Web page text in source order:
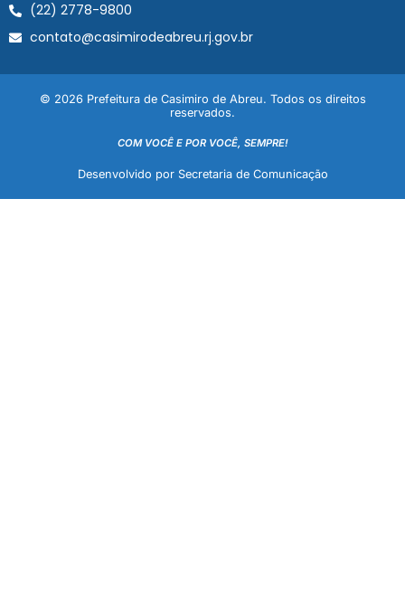
(22) 2778-9800
contato@casimirodeabreu.rj.gov.br
© 2026 Prefeitura de Casimiro de Abreu. Todos os direitos
reservados.
COM VOCÊ E POR VOCÊ, SEMPRE!
Desenvolvido por Secretaria de Comunicação